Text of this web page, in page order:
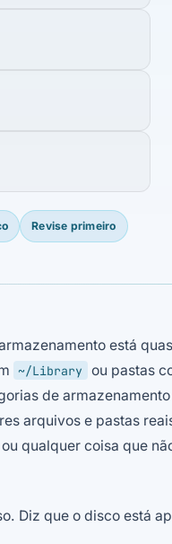
Revise primeiro
está
~/Library
ou pastas
de
arquivos e pastas
qualquer coisa que
Diz que o disco está